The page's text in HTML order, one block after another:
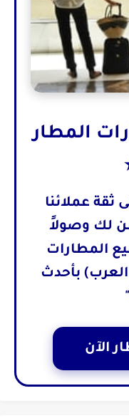
المطار
ثقة عملائنا
لك وصولاً
المطارات
بأحدث
الآن